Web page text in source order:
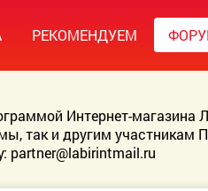
РЕКОМЕНДУЕМ
Интернет-магазина
так и другим участникам
partner@labirintmail.ru